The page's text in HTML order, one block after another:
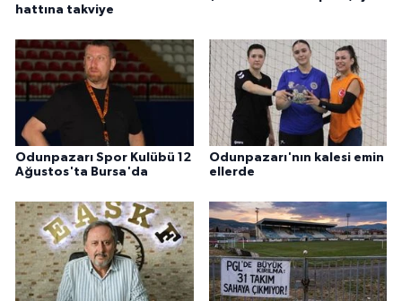
hattına takviye
Odunpazarı Spor Kulübü 12
Ağustos'ta Bursa'da
Odunpazarı'nın kalesi emin
ellerde